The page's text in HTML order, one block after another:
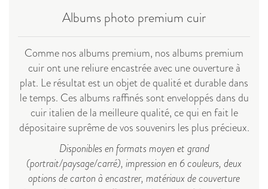
Albums photo premium cuir
Comme nos albums premium, nos albums premium
cuir ont une reliure encastrée avec une ouverture à
plat. Le résultat est un objet de qualité et durable dans
le temps. Ces albums raffinés sont enveloppés dans du
cuir italien de la meilleure qualité, ce qui en fait le
dépositaire suprême de vos souvenirs les plus précieux.
Disponibles en formats moyen et grand
(portrait/paysage/carré), impression en 6 couleurs, deux
options de carton à encastrer, matériaux de couverture